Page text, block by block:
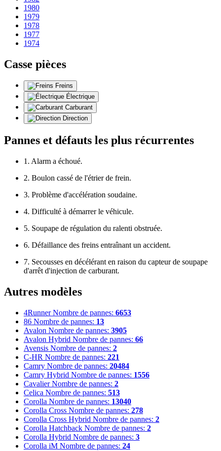
1980
1979
1978
1977
1974
Casse pièces
Freins
Électrique
Carburant
Direction
Pannes et défauts les plus récurrentes
1. Alarm a échoué.
2. Boulon cassé de l'étrier de frein.
3. Problème d'accélération soudaine.
4. Difficulté à démarrer le véhicule.
5. Soupape de régulation du ralenti obstruée.
6. Défaillance des freins entraînant un accident.
7. Secousses en décélérant en raison du capteur de soupape
d'arrêt d'injection de carburant.
Autres modèles
4Runner Nombre de pannes: 6653
86 Nombre de pannes: 13
Avalon Nombre de pannes: 3905
Avalon Hybrid Nombre de pannes: 66
Avensis Nombre de pannes: 2
C-HR Nombre de pannes: 221
Camry Nombre de pannes: 20484
Camry Hybrid Nombre de pannes: 1556
Cavalier Nombre de pannes: 2
Celica Nombre de pannes: 513
Corolla Nombre de pannes: 13040
Corolla Cross Nombre de pannes: 278
Corolla Cross Hybrid Nombre de pannes: 2
Corolla Hatchback Nombre de pannes: 2
Corolla Hybrid Nombre de pannes: 3
Corolla iM Nombre de pannes: 24